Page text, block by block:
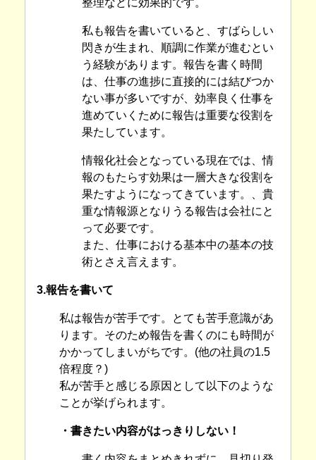
私も報告を書いていると、すばらしい
閃きが生まれ、順調に作業が進むとい
う経験があります。報告を書く時間
は、仕事の進捗に直接的には結びつか
ない事が多いですが、効率良く仕事を
進めていくために報告は重要な役割を
果たしています。
情報化社会となっている現在では、情
報のもたらす効果は一層大きな役割を
果たすようになってきています。、貴
重な情報源となりうる報告は会社にと
って必要です。
また、仕事における基本中の基本の技
術とさえ言えます。
3.報告を書いて
私は報告が苦手です。とても苦手意識があ
ります。そのため報告を書くのにも時間が
かかってしまいがちです。(他の社員の1.5
倍程度？)
私が苦手と感じる原因として以下のような
ことが挙げられます。
・書きたい内容がはっきりしない！